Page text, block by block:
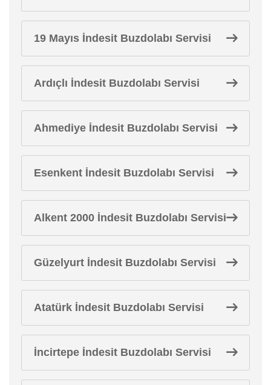
19 Mayıs İndesit Buzdolabı Servisi
Ardıçlı İndesit Buzdolabı Servisi
Ahmediye İndesit Buzdolabı Servisi
Esenkent İndesit Buzdolabı Servisi
Alkent 2000 İndesit Buzdolabı Servisi
Güzelyurt İndesit Buzdolabı Servisi
Atatürk İndesit Buzdolabı Servisi
İncirtepe İndesit Buzdolabı Servisi